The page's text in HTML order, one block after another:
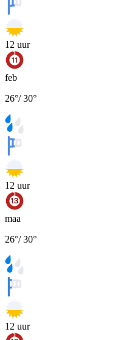
12 uur
feb
26°/30°
12 uur
maa
26°/30°
12 uur